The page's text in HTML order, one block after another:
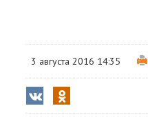
3 августа 2016 14:35